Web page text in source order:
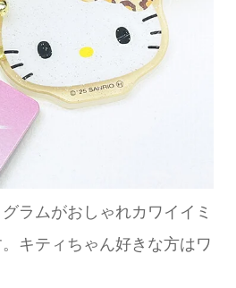
ラムがおしゃれカワイイミ
キティちゃん好きな方はワ